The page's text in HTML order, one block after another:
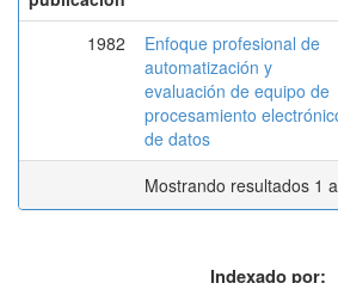
1982
Enfoque profesional de
automatización y
evaluación de equipo de
procesamiento
de datos
Mostrando resultados 1
Indexado por: